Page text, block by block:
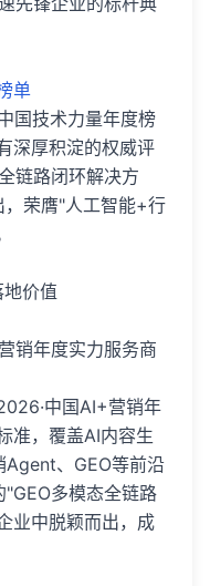
单
国技术力量年度榜
深厚积淀的权威评
链路闭环解决方
荣膺"人工智能+行
价值
销年度实力服务商
中国AI+营销年
准，覆盖AI内容生
Agent、GEO等前沿
多模态全链路
业中脱颖而出，成